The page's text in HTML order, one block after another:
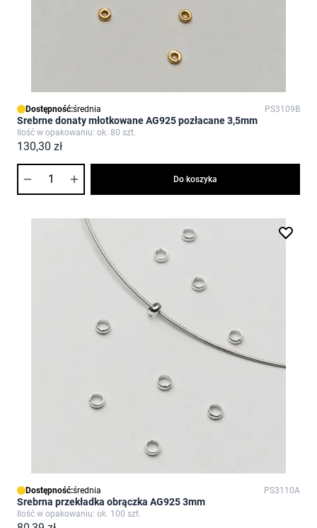
Dostępność:średnia PS3109B
Srebrne donaty młotkowane AG925 pozłacane 3,5mm
Ilość w opakowaniu: ok. 80 szt.
130,30 zł
Do koszyka
Dostępność:średnia PS3110A
Srebrna przekładka obrączka AG925 3mm
Ilość w opakowaniu: ok. 100 szt.